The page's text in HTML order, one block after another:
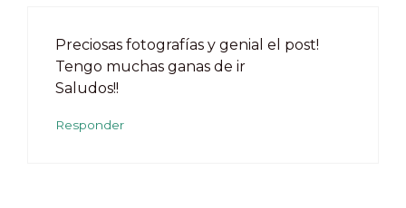
Preciosas fotografías y genial el post!
Tengo muchas ganas de ir
Saludos!!
Responder